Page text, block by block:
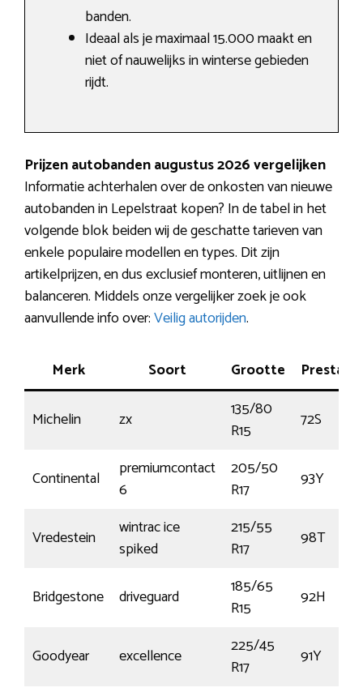
banden.
Ideaal als je maximaal 15.000 maakt en
niet of nauwelijks in winterse gebieden
rijdt.
Prijzen autobanden augustus 2026 vergelijken
Informatie achterhalen over de onkosten van nieuwe
autobanden in Lepelstraat kopen? In de tabel in het
volgende blok beiden wij de geschatte tarieven van
enkele populaire modellen en types. Dit zijn
artikelprijzen, en dus exclusief monteren, uitlijnen en
balanceren. Middels onze vergelijker zoek je ook
aanvullende info over:Veilig autorijden.
Merk Soort Grootte Prestatie
Michelin zx
135/80
R15
72S
Continental
premiumcontact
6
205/50
R17
93Y
Vredestein
wintrac ice
spiked
215/55
R17
98T
Bridgestone driveguard
185/65
R15
92H
Goodyear excellence
225/45
R17
91Y